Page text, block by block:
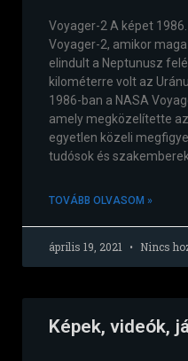
Voyager-2 A képet
Voyager-2, amikor
elindult a Neptunusz
kilométerre volt az
1986-ban a NASA
amely megközelítette
egyetlen közeli
tudósok és
TOVÁBB OLVASOM »
április 19, 2021 Nincs
Képek, videók,